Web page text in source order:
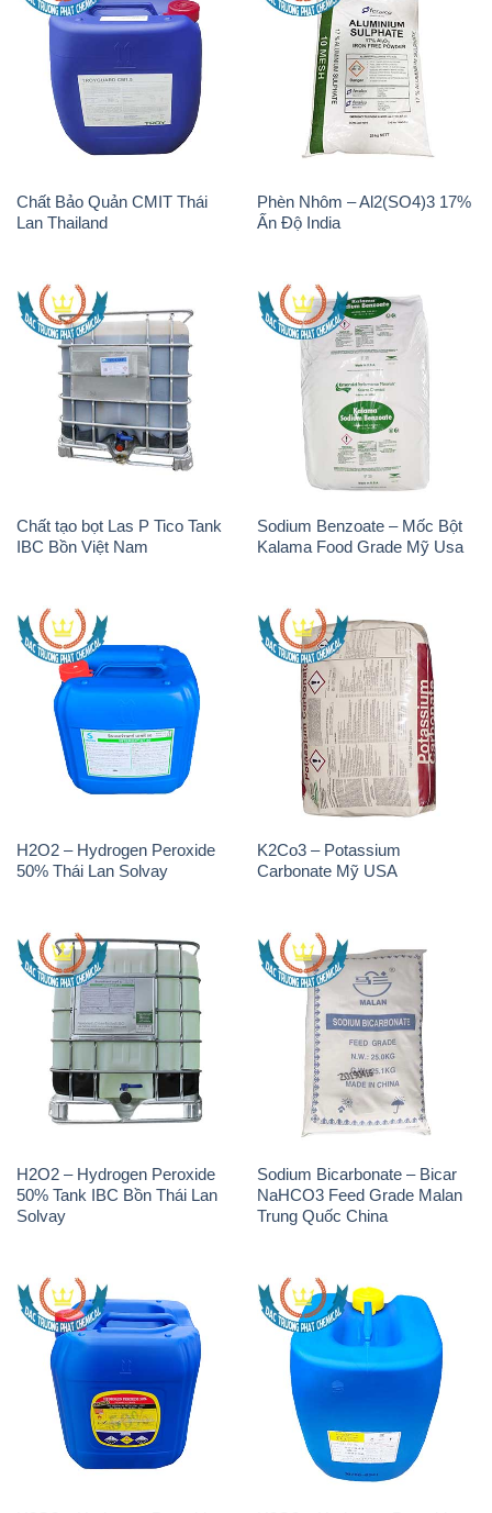
Chất Bảo Quản CMIT Thái
Lan Thailand
Phèn Nhôm – Al2(SO4)3 17%
Ấn Độ India
Chất tạo bọt Las P Tico Tank
IBC Bồn Việt Nam
Sodium Benzoate – Mốc Bột
Kalama Food Grade Mỹ Usa
H2O2 – Hydrogen Peroxide
50% Thái Lan Solvay
K2Co3 – Potassium
Carbonate Mỹ USA
H2O2 – Hydrogen Peroxide
50% Tank IBC Bồn Thái Lan
Solvay
Sodium Bicarbonate – Bicar
NaHCO3 Feed Grade Malan
Trung Quốc China